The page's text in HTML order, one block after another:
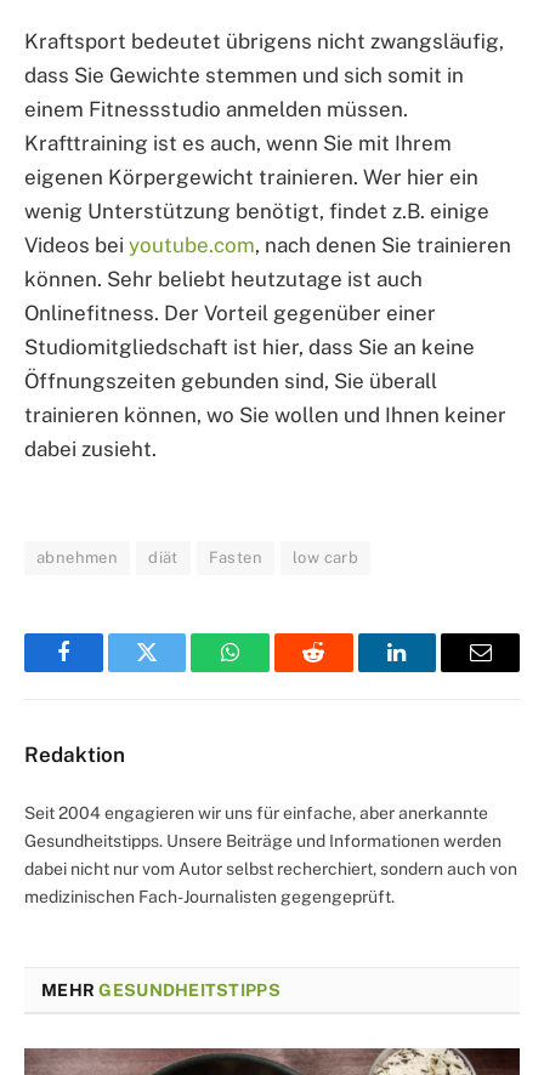
Kraftsport bedeutet übrigens nicht zwangsläufig,
dass Sie Gewichte stemmen und sich somit in
einem Fitnessstudio anmelden müssen.
Krafttraining ist es auch, wenn Sie mit Ihrem
eigenen Körpergewicht trainieren. Wer hier ein
wenig Unterstützung benötigt, findet z.B. einige
Videos bei youtube.com, nach denen Sie trainieren
können. Sehr beliebt heutzutage ist auch
Onlinefitness. Der Vorteil gegenüber einer
Studiomitgliedschaft ist hier, dass Sie an keine
Öffnungszeiten gebunden sind, Sie überall
trainieren können, wo Sie wollen und Ihnen keiner
dabei zusieht.
abnehmen diät Fasten low carb
FacebookTwitter WhatsAppReddit LinkedInEmail
Redaktion
Seit 2004 engagieren wir uns für einfache, aber anerkannte
Gesundheitstipps. Unsere Beiträge und Informationen werden
dabei nicht nur vom Autor selbst recherchiert, sondern auch von
medizinischen Fach-Journalisten gegengeprüft.
MEHRGESUNDHEITSTIPPS